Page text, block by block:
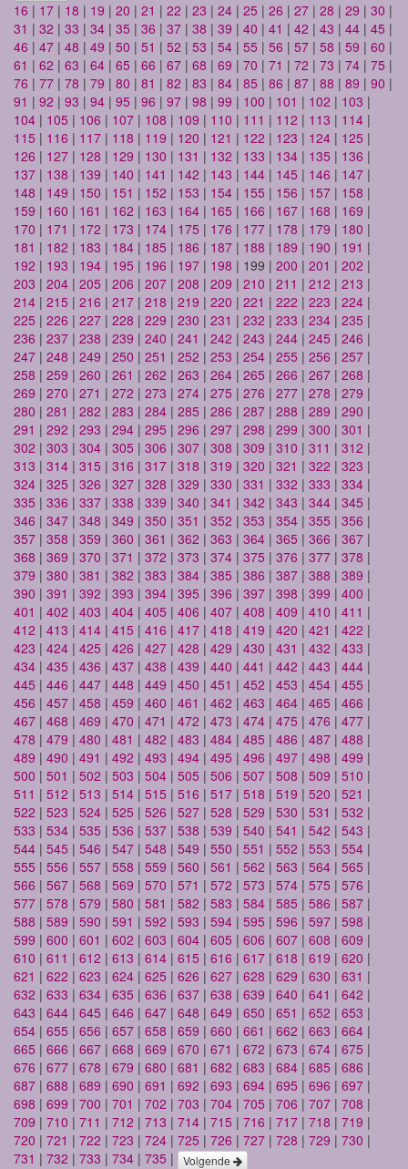
16 | 17 | 18 | 19 | 20 | 21 | 22 | 23 | 24 | 25 | 26 | 27 | 28 | 29 | 30 |
31 | 32 | 33 | 34 | 35 | 36 | 37 | 38 | 39 | 40 | 41 | 42 | 43 | 44 | 45 |
46 | 47 | 48 | 49 | 50 | 51 | 52 | 53 | 54 | 55 | 56 | 57 | 58 | 59 | 60 |
61 | 62 | 63 | 64 | 65 | 66 | 67 | 68 | 69 | 70 | 71 | 72 | 73 | 74 | 75 |
76 | 77 | 78 | 79 | 80 | 81 | 82 | 83 | 84 | 85 | 86 | 87 | 88 | 89 | 90 |
91 | 92 | 93 | 94 | 95 | 96 | 97 | 98 | 99 | 100 | 101 | 102 | 103 |
104 | 105 | 106 | 107 | 108 | 109 | 110 | 111 | 112 | 113 | 114 |
115 | 116 | 117 | 118 | 119 | 120 | 121 | 122 | 123 | 124 | 125 |
126 | 127 | 128 | 129 | 130 | 131 | 132 | 133 | 134 | 135 | 136 |
137 | 138 | 139 | 140 | 141 | 142 | 143 | 144 | 145 | 146 | 147 |
148 | 149 | 150 | 151 | 152 | 153 | 154 | 155 | 156 | 157 | 158 |
159 | 160 | 161 | 162 | 163 | 164 | 165 | 166 | 167 | 168 | 169 |
170 | 171 | 172 | 173 | 174 | 175 | 176 | 177 | 178 | 179 | 180 |
181 | 182 | 183 | 184 | 185 | 186 | 187 | 188 | 189 | 190 | 191 |
192 | 193 | 194 | 195 | 196 | 197 | 198 | 199 | 200 | 201 | 202 |
203 | 204 | 205 | 206 | 207 | 208 | 209 | 210 | 211 | 212 | 213 |
214 | 215 | 216 | 217 | 218 | 219 | 220 | 221 | 222 | 223 | 224 |
225 | 226 | 227 | 228 | 229 | 230 | 231 | 232 | 233 | 234 | 235 |
236 | 237 | 238 | 239 | 240 | 241 | 242 | 243 | 244 | 245 | 246 |
247 | 248 | 249 | 250 | 251 | 252 | 253 | 254 | 255 | 256 | 257 |
258 | 259 | 260 | 261 | 262 | 263 | 264 | 265 | 266 | 267 | 268 |
269 | 270 | 271 | 272 | 273 | 274 | 275 | 276 | 277 | 278 | 279 |
280 | 281 | 282 | 283 | 284 | 285 | 286 | 287 | 288 | 289 | 290 |
291 | 292 | 293 | 294 | 295 | 296 | 297 | 298 | 299 | 300 | 301 |
302 | 303 | 304 | 305 | 306 | 307 | 308 | 309 | 310 | 311 | 312 |
313 | 314 | 315 | 316 | 317 | 318 | 319 | 320 | 321 | 322 | 323 |
324 | 325 | 326 | 327 | 328 | 329 | 330 | 331 | 332 | 333 | 334 |
335 | 336 | 337 | 338 | 339 | 340 | 341 | 342 | 343 | 344 | 345 |
346 | 347 | 348 | 349 | 350 | 351 | 352 | 353 | 354 | 355 | 356 |
357 | 358 | 359 | 360 | 361 | 362 | 363 | 364 | 365 | 366 | 367 |
368 | 369 | 370 | 371 | 372 | 373 | 374 | 375 | 376 | 377 | 378 |
379 | 380 | 381 | 382 | 383 | 384 | 385 | 386 | 387 | 388 | 389 |
390 | 391 | 392 | 393 | 394 | 395 | 396 | 397 | 398 | 399 | 400 |
401 | 402 | 403 | 404 | 405 | 406 | 407 | 408 | 409 | 410 | 411 |
412 | 413 | 414 | 415 | 416 | 417 | 418 | 419 | 420 | 421 | 422 |
423 | 424 | 425 | 426 | 427 | 428 | 429 | 430 | 431 | 432 | 433 |
434 | 435 | 436 | 437 | 438 | 439 | 440 | 441 | 442 | 443 | 444 |
445 | 446 | 447 | 448 | 449 | 450 | 451 | 452 | 453 | 454 | 455 |
456 | 457 | 458 | 459 | 460 | 461 | 462 | 463 | 464 | 465 | 466 |
467 | 468 | 469 | 470 | 471 | 472 | 473 | 474 | 475 | 476 | 477 |
478 | 479 | 480 | 481 | 482 | 483 | 484 | 485 | 486 | 487 | 488 |
489 | 490 | 491 | 492 | 493 | 494 | 495 | 496 | 497 | 498 | 499 |
500 | 501 | 502 | 503 | 504 | 505 | 506 | 507 | 508 | 509 | 510 |
511 | 512 | 513 | 514 | 515 | 516 | 517 | 518 | 519 | 520 | 521 |
522 | 523 | 524 | 525 | 526 | 527 | 528 | 529 | 530 | 531 | 532 |
533 | 534 | 535 | 536 | 537 | 538 | 539 | 540 | 541 | 542 | 543 |
544 | 545 | 546 | 547 | 548 | 549 | 550 | 551 | 552 | 553 | 554 |
555 | 556 | 557 | 558 | 559 | 560 | 561 | 562 | 563 | 564 | 565 |
566 | 567 | 568 | 569 | 570 | 571 | 572 | 573 | 574 | 575 | 576 |
577 | 578 | 579 | 580 | 581 | 582 | 583 | 584 | 585 | 586 | 587 |
588 | 589 | 590 | 591 | 592 | 593 | 594 | 595 | 596 | 597 | 598 |
599 | 600 | 601 | 602 | 603 | 604 | 605 | 606 | 607 | 608 | 609 |
610 | 611 | 612 | 613 | 614 | 615 | 616 | 617 | 618 | 619 | 620 |
621 | 622 | 623 | 624 | 625 | 626 | 627 | 628 | 629 | 630 | 631 |
632 | 633 | 634 | 635 | 636 | 637 | 638 | 639 | 640 | 641 | 642 |
643 | 644 | 645 | 646 | 647 | 648 | 649 | 650 | 651 | 652 | 653 |
654 | 655 | 656 | 657 | 658 | 659 | 660 | 661 | 662 | 663 | 664 |
665 | 666 | 667 | 668 | 669 | 670 | 671 | 672 | 673 | 674 | 675 |
676 | 677 | 678 | 679 | 680 | 681 | 682 | 683 | 684 | 685 | 686 |
687 | 688 | 689 | 690 | 691 | 692 | 693 | 694 | 695 | 696 | 697 |
698 | 699 | 700 | 701 | 702 | 703 | 704 | 705 | 706 | 707 | 708 |
709 | 710 | 711 | 712 | 713 | 714 | 715 | 716 | 717 | 718 | 719 |
720 | 721 | 722 | 723 | 724 | 725 | 726 | 727 | 728 | 729 | 730 |
731 | 732 | 733 | 734 | 735 | Volgende